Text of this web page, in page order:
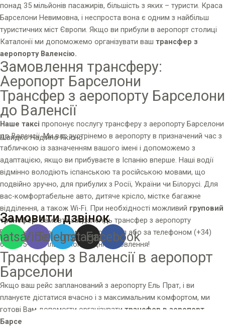
Швидко Надійно Якісно
Замовити дзвінок
ViberTelegram
Instagram
Facebook
Menu
понад 35 мільйонів пасажирів, більшість з яких – туристи. Краса
Барселони Невимовна, і неспроста вона є одним з найбільш
туристичних міст Європи. Якщо ви прибули в аеропорт столиці
Каталонії ми допоможемо організувати ваш трансфер з
аеропорту Валенсію.
Замовлення трансферу:
Аеропорт Барселони
Трансфер з аеропорту Барселони
до Валенсії
Наше таксі пропонує послугу трансферу з аеропорту Барселони
до Валенсії. Ми вас зустрінемо в аеропорту в призначений час з
табличкою із зазначенням вашого імені і допоможемо з
адаптацією, якщо ви прибуваєте в Іспанію вперше. Наші водії
відмінно володіють іспанською та російською мовами, що
подвійно зручно, для прибулих з Росії, України чи Білорусі. Для
вас-комфортабельне авто, дитяче крісло, містке багажне
відділення, а також Wi-Fi. При необхідності можливий груповий
трансфер. Замовте заздалегідь трансфер з аеропорту
Барселони через форму замовлення або за телефоном (+34)
655-395-368 Тільки Попередні Замовлення!
Трансфер з Валенсії в аеропорт
Барселони
Якщо ваш рейс запланований з аеропорту Ель Прат, і ви
плануєте дістатися вчасно і з максимальним комфортом, ми
готові Вам допомогти організувати трансфер в аеропорт
Барселони